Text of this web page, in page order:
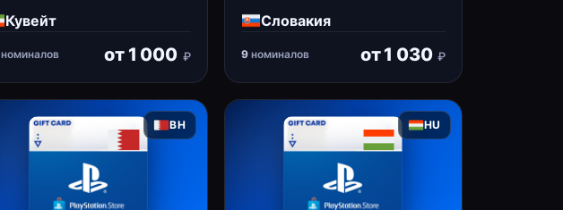
Кувейт
номиналов от 1 000 ₽
Словакия
9номиналов от1 030 ₽
BH HU